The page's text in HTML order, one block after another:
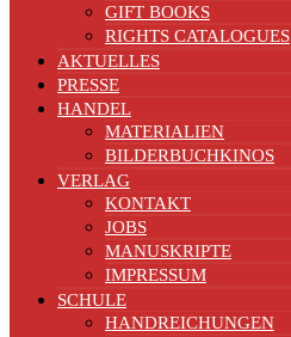
GIFT BOOKS
RIGHTS CATALOGUES
AKTUELLES
PRESSE
HANDEL
MATERIALIEN
BILDERBUCHKINOS
VERLAG
KONTAKT
JOBS
MANUSKRIPTE
IMPRESSUM
SCHULE
HANDREICHUNGEN